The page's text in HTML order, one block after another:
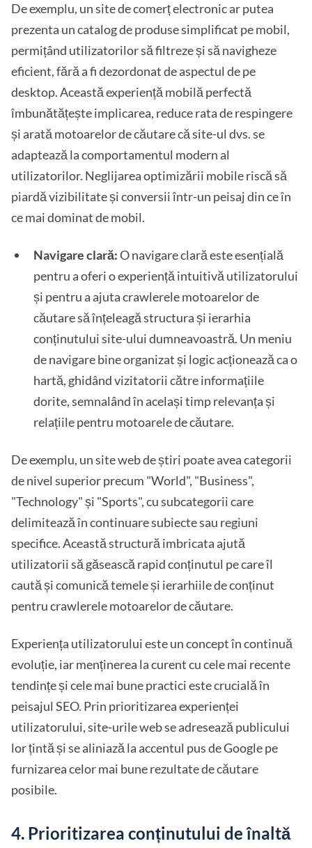
De exemplu, un site de comerț electronic ar putea
prezenta un catalog de produse simplificat pe mobil,
permițând utilizatorilor să filtreze și să navigheze
eficient, fără a fi dezordonat de aspectul de pe
desktop. Această experiență mobilă perfectă
îmbunătățește implicarea, reduce rata de respingere
și arată motoarelor de căutare că site-ul dvs. se
adaptează la comportamentul modern al
utilizatorilor. Neglijarea optimizării mobile riscă să
piardă vizibilitate și conversii într-un peisaj din ce în
ce mai dominat de mobil.
Navigare clară:O navigare clară este esențială
pentru a oferi o experiență intuitivă utilizatorului
și pentru a ajuta crawlerele motoarelor de
căutare să înțeleagă structura și ierarhia
conținutului site-ului dumneavoastră. Un meniu
de navigare bine organizat și logic acționează ca o
hartă, ghidând vizitatorii către informațiile
dorite, semnalând în același timp relevanța și
relațiile pentru motoarele de căutare.
De exemplu, un site web de știri poate avea categorii
de nivel superior precum "World", "Business",
"Technology" și "Sports", cu subcategorii care
delimitează în continuare subiecte sau regiuni
specifice. Această structură imbricata ajută
utilizatorii să găsească rapid conținutul pe care îl
caută și comunică temele și ierarhiile de conținut
pentru crawlerele motoarelor de căutare.
Experiența utilizatorului este un concept în continuă
evoluție, iar menținerea la curent cu cele mai recente
tendințe și cele mai bune practici este crucială în
peisajul SEO. Prin prioritizarea experienței
utilizatorului, site-urile web se adresează publicului
lor țintă și se aliniază la accentul pus de Google pe
furnizarea celor mai bune rezultate de căutare
posibile.
4. Prioritizarea conținutului de înaltă